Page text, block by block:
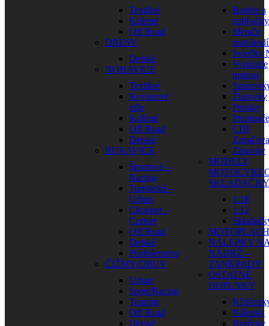
Textilné
Kožené
Off Road
DRESY
Detské
NOHAVICE
Textilné
Kevlarové
rifle
Kožené
Off Road
Detské
RUKAVICE
Športové –
Racing
Turistické –
Urban
Chopper –
Cruiser
Off Road
Detské
Príslušenstvo
ČIŽMY/OBUV
Urban
Sport/Racing
Touring
Off Road
Detské
Batérie a
nabíjačky
Merače
Sviečky
Vypínače
motora
Žiarovky
Poistky
Prepínače
CDI
Zásuvky
MODELY
SKLADAČKY
1:18
1:12
NÁLEPKY
NÁDRŽ –
TANKPADY
OSTATNÉ
DOPLNKY
Nálepky
Hrnčeky